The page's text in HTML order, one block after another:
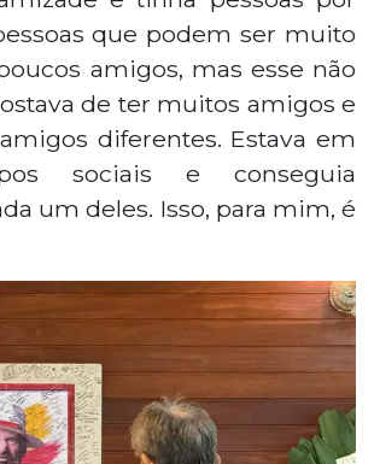
que podem ser muito
amigos, mas esse não
de ter muitos amigos e
diferentes. Estava em
sociais e conseguia
um deles. Isso, para mim, é